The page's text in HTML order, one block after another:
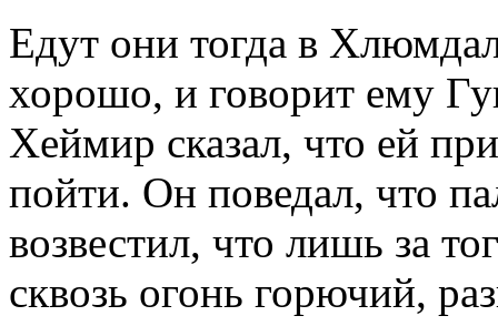
Едут они тогда в
хорошо, и говорит ему
Хеймир сказал, что ей
пойти. Он поведал, что
возвестил, что лишь за
сквозь огонь горючий,